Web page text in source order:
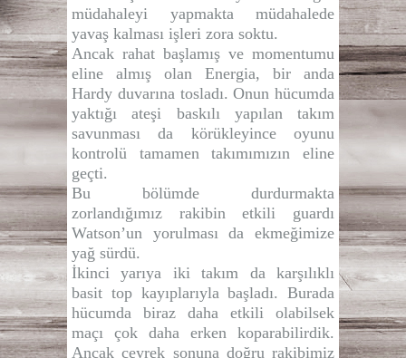
müdahaleyi yapmakta müdahalede
yavaş kalması işleri zora soktu.
Ancak rahat başlamış ve momentumu
eline almış olan Energia, bir anda
Hardy duvarına tosladı. Onun hücumda
yaktığı ateşi baskılı yapılan takım
savunması da körükleyince oyunu
kontrolü tamamen takımımızın eline
geçti.
Bu bölümde durdurmakta
zorlandığımız rakibin etkili guardı
Watson’un yorulması da ekmeğimize
yağ sürdü.
İkinci yarıya iki takım da karşılıklı
basit top kayıplarıyla başladı. Burada
hücumda biraz daha etkili olabilsek
maçı çok daha erken koparabilirdik.
Ancak çeyrek sonuna doğru rakibimiz